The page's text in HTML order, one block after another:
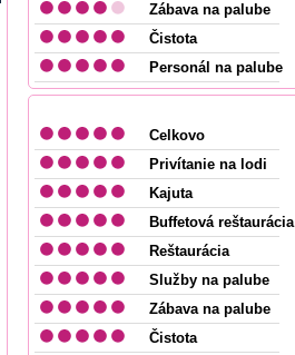
Zábava na palube
Čistota
Personál na palube
Celkovo
Privítanie na lodi
Kajuta
Buffetová reštaurácia
Reštaurácia
Služby na palube
Zábava na palube
Čistota